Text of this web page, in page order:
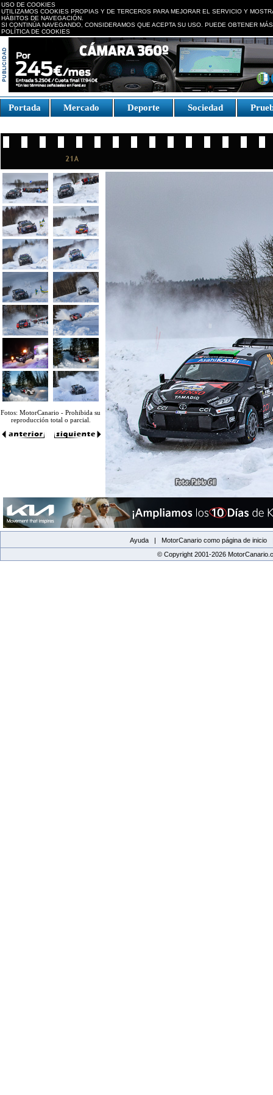
USO DE COOKIES
UTILIZAMOS COOKIES PROPIAS Y DE TERCEROS PARA MEJORAR EL SERVICIO Y
HÁBITOS DE NAVEGACIÓN.
SI CONTINÚA NAVEGANDO, CONSIDERAMOS QUE ACEPTA SU USO. PUEDE OBTENER
POLÍTICA DE COOKIES
replica watches canada
Portada Mercado Deporte Sociedad
Fotos: MotorCanario - Prohibida su
reproducción total o parcial.
Ayuda | MotorCanario como página de inicio
© Copyright 2001-2026